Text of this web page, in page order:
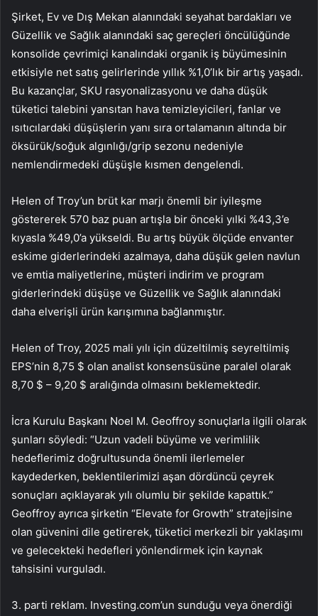
Şirket, Ev ve Dış Mekan alanındaki seyahat bardakları ve
Güzellik ve Sağlık alanındaki saç gereçleri öncülüğünde
konsolide çevrimiçi kanalındaki organik iş büyümesinin
etkisiyle net satış gelirlerinde yıllık %1,0’lık bir artış yaşadı.
Bu kazançlar, SKU rasyonalizasyonu ve daha düşük
tüketici talebini yansıtan hava temizleyicileri, fanlar ve
ısıtıcılardaki düşüşlerin yanı sıra ortalamanın altında bir
öksürük/soğuk algınlığı/grip sezonu nedeniyle
nemlendirmedeki düşüşle kısmen dengelendi.
Helen of Troy’un brüt kar marjı önemli bir iyileşme
göstererek 570 baz puan artışla bir önceki yılki %43,3’e
kıyasla %49,0’a yükseldi. Bu artış büyük ölçüde envanter
eskime giderlerindeki azalmaya, daha düşük gelen navlun
ve emtia maliyetlerine, müşteri indirim ve program
giderlerindeki düşüşe ve Güzellik ve Sağlık alanındaki
daha elverişli ürün karışımına bağlanmıştır.
Helen of Troy, 2025 mali yılı için düzeltilmiş seyreltilmiş
EPS’nin 8,75 $ olan analist konsensüsüne paralel olarak
8,70 $ – 9,20 $ aralığında olmasını beklemektedir.
İcra Kurulu Başkanı Noel M. Geoffroy sonuçlarla ilgili olarak
şunları söyledi: “Uzun vadeli büyüme ve verimlilik
hedeflerimiz doğrultusunda önemli ilerlemeler
kaydederken, beklentilerimizi aşan dördüncü çeyrek
sonuçları açıklayarak yılı olumlu bir şekilde kapattık.”
Geoffroy ayrıca şirketin “Elevate for Growth” stratejisine
olan güvenini dile getirerek, tüketici merkezli bir yaklaşımı
ve gelecekteki hedefleri yönlendirmek için kaynak
tahsisini vurguladı.
3. parti reklam. Investing.com’un sunduğu veya önerdiği